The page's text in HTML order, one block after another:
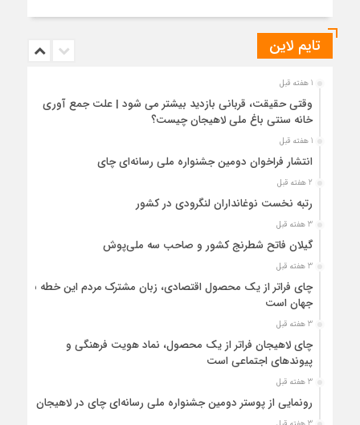
تایم لاین
1 هفته قبل
وقتی حقیقت، قربانی بازدید بیشتر می شود | علت جمع آوری
خانه سنتی باغ ملی لاهیجان چیست؟
1 هفته قبل
انتشار فراخوان دومین جشنواره ملی رسانه‌ای چای
2 هفته قبل
رتبه نخست نوغانداران لنگرودی در کشور
3 هفته قبل
گیلان فاتح شطرنج کشور و صاحب سه ملی‌پوش
3 هفته قبل
چای فراتر از یک محصول اقتصادی، زبان مشترک مردم این خطه با
جهان است
3 هفته قبل
چای لاهیجان فراتر از یک محصول، نماد هویت فرهنگی و
پیوندهای اجتماعی است
3 هفته قبل
رونمایی از پوستر دومین جشنواره ملی رسانه‌ای چای در لاهیجان